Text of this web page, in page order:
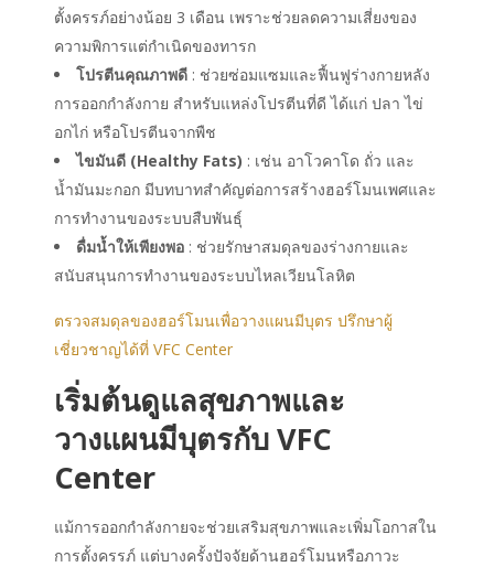
ตั้งครรภ์อย่างน้อย 3 เดือน เพราะช่วยลดความเสี่ยงของ
ความพิการแต่กำเนิดของทารก
โปรตีนคุณภาพดี : ช่วยซ่อมแซมและฟื้นฟูร่างกายหลัง
การออกกำลังกาย สำหรับแหล่งโปรตีนที่ดี ได้แก่ ปลา ไข่
อกไก่ หรือโปรตีนจากพืช
ไขมันดี (Healthy Fats) : เช่น อาโวคาโด ถั่ว และ
น้ำมันมะกอก มีบทบาทสำคัญต่อการสร้างฮอร์โมนเพศและ
การทำงานของระบบสืบพันธุ์
ดื่มน้ำให้เพียงพอ : ช่วยรักษาสมดุลของร่างกายและ
สนับสนุนการทำงานของระบบไหลเวียนโลหิต
ตรวจสมดุลของฮอร์โมนเพื่อวางแผนมีบุตร ปรึกษาผู้
เชี่ยวชาญได้ที่ VFC Center
เริ่มต้นดูแลสุขภาพและ
วางแผนมีบุตรกับ VFC
Center
แม้การออกกำลังกายจะช่วยเสริมสุขภาพและเพิ่มโอกาสใน
การตั้งครรภ์ แต่บางครั้งปัจจัยด้านฮอร์โมนหรือภาวะ